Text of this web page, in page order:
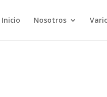
Inicio Nosotros